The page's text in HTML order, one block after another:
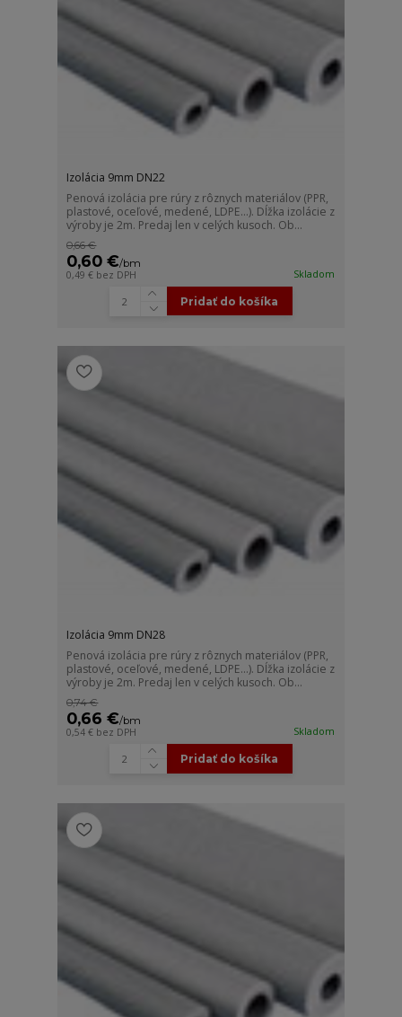
Izolácia 9mm DN22
Penová izolácia pre rúry z rôznych materiálov (PPR,
plastové, oceľové, medené, LDPE...). Dĺžka izolácie z
výroby je 2m. Predaj len v celých kusoch. Ob...
0,66 €
0,60 €/bm
0,49 € bez DPH Skladom
Pridať do košíka
Izolácia 9mm DN28
Penová izolácia pre rúry z rôznych materiálov (PPR,
plastové, oceľové, medené, LDPE...). Dĺžka izolácie z
výroby je 2m. Predaj len v celých kusoch. Ob...
0,74 €
0,66 €/bm
0,54 € bez DPH Skladom
Pridať do košíka